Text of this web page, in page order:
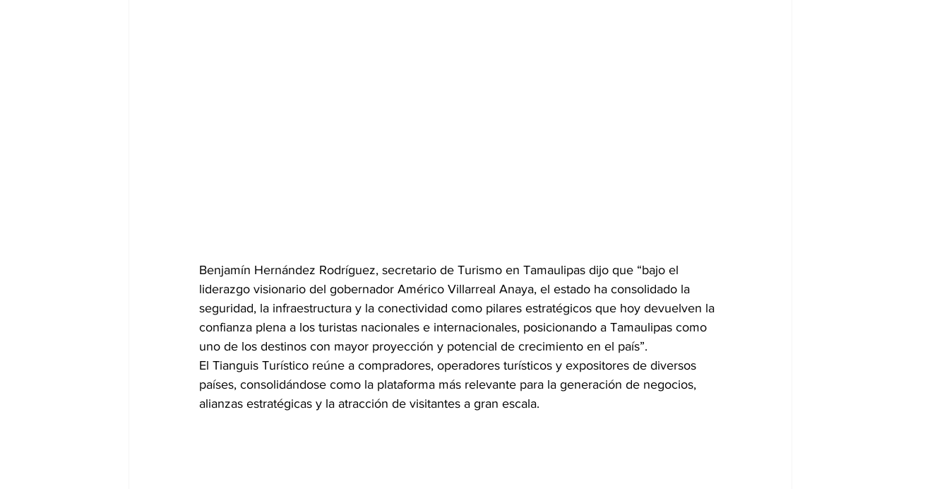
Benjamín Hernández Rodríguez, secretario de Turismo en Tamaulipas dijo que “bajo el
liderazgo visionario del gobernador Américo Villarreal Anaya, el estado ha consolidado la
seguridad, la infraestructura y la conectividad como pilares estratégicos que hoy devuelven la
confianza plena a los turistas nacionales e internacionales, posicionando a Tamaulipas como
uno de los destinos con mayor proyección y potencial de crecimiento en el país”.
El Tianguis Turístico reúne a compradores, operadores turísticos y expositores de diversos
países, consolidándose como la plataforma más relevante para la generación de negocios,
alianzas estratégicas y la atracción de visitantes a gran escala.